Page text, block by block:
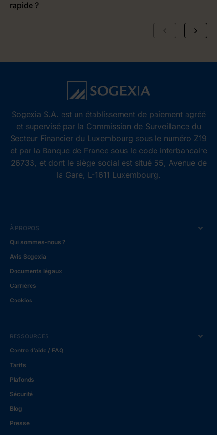
rapide ?
Sogexia S.A. est un établissement de paiement agréé
et supervisé par la Commission de Surveillance du
Secteur Financier du Luxembourg sous le numéro Z19
et par la Banque de France sous le code interbancaire
26733, et dont le siège social est situé 55, Avenue de
la Gare, L-1611 Luxembourg.
À PROPOS
Qui sommes-nous ?
Avis Sogexia
Documents légaux
Carrières
Cookies
RESSOURCES
Centre d’aide / FAQ
Tarifs
Plafonds
Sécurité
Blog
Presse